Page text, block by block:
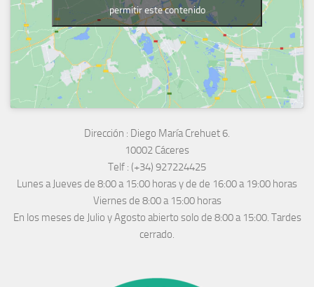
permitir este contenido
Dirección : Diego María Crehuet 6.
10002 Cáceres
Telf : (+34) 927224425
Lunes a Jueves de 8:00 a 15:00 horas y de de 16:00 a 19:00 horas
Viernes de 8:00 a 15:00 horas
En los meses de Julio y Agosto abierto solo de 8:00 a 15:00. Tardes
cerrado.